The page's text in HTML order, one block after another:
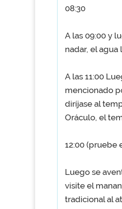
08:30
A las 09:00 y
nadar, el
A las 11:00
mencionado
diríjase al
Oráculo, el
12:00 (pruebe
Luego se
visite el
tradicional al